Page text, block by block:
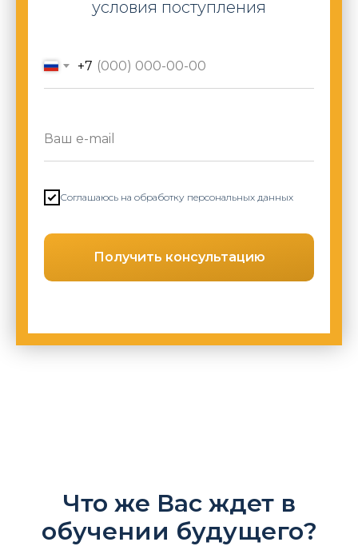
условия поступления
+7
Соглашаюсь на обработку персональных данных
Получить консультацию
Что же Вас ждет в
обучении будущего?